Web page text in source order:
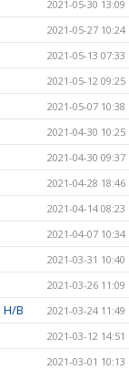
2021-05-30 13:09
2021-05-27 10:24
2021-05-13 07:33
2021-05-12 09:25
2021-05-07 10:38
2021-04-30 10:25
2021-04-30 09:37
2021-04-28 18:46
2021-04-14 08:23
2021-04-07 10:34
2021-03-31 10:40
2021-03-26 11:09
B 2021-03-24 11:49
2021-03-12 14:51
2021-03-01 10:13